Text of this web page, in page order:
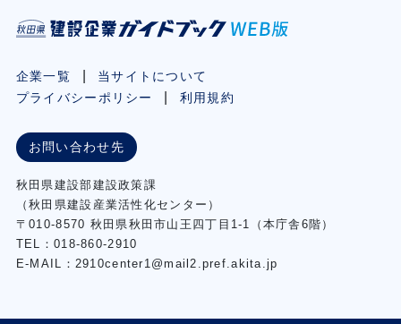
企業一覧
当サイトについて
プライバシーポリシー
利用規約
お問い合わせ先
秋⽥県建設部建設政策課
（秋⽥県建設産業活性化センター）
〒010-8570 秋田県秋田市⼭王四丁⽬1-1（本庁舎6階）
TEL：018-860-2910
E-MAIL：2910center1@mail2.pref.akita.jp